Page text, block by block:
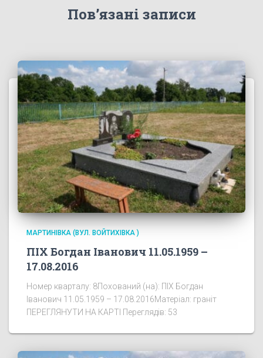
Пов’язані записи
МАРТИНІВКА (ВУЛ. ВОЙТИХІВКА )
ПІХ Богдан Іванович 11.05.1959 –
17.08.2016
Номер кварталу: 8Похований (на): ПІХ Богдан
Іванович 11.05.1959 – 17.08.2016Матеріал: граніт
ПЕРЕГЛЯНУТИ НА КАРТІ Переглядів: 53